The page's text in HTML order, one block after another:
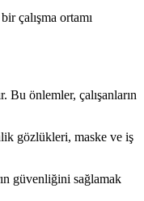
çalışma ortamı
Bu önlemler, çalışanların
gözlükleri, maske ve iş
güvenliğini sağlamak